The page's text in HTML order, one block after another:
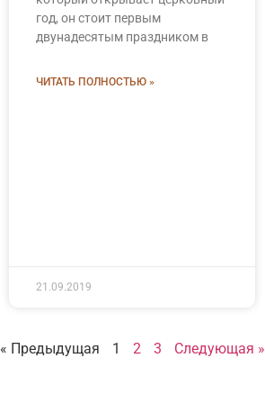
год, он стоит первым
двунадесятым праздником в
ЧИТАТЬ ПОЛНОСТЬЮ »
21.09.2019
« Предыдущая 1 2 3 Следующая »